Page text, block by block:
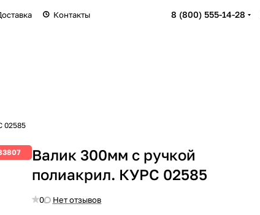
Контакты 8 (800) 555-14-28
02585
Валик 300мм с ручкой
полиакрил. КУРС 02585
0 Нет отзывов